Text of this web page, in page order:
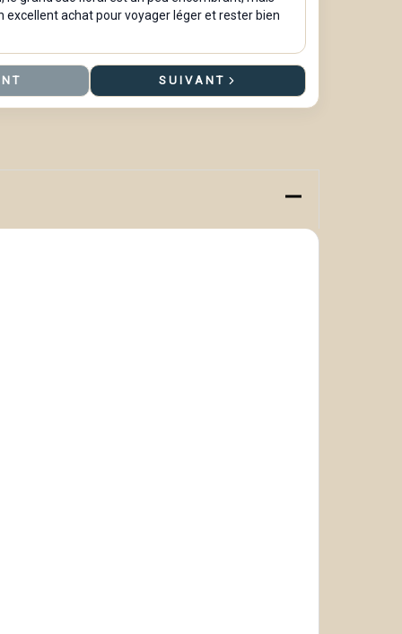
excellent achat pour voyager léger et rester bien
SUIVANT